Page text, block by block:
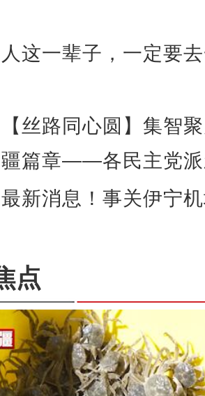
人这一辈子，一定要
【丝路同心圆】集智
疆篇章——各民主党派
最新消息！事关伊宁
点
新疆兵团：朽木变工艺品